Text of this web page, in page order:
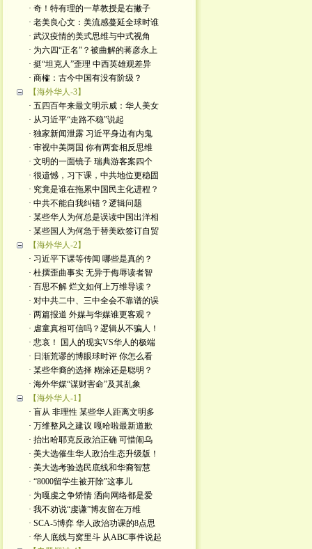
· 奇！特有理的一草教授是右撇子
· 老美良心文：美流感蔓延全球时谁
· 武汉疫情的美式思维与中式视角
· 为六四“正名”？被曲解的蒋彦永上
· 挺“坦克人”歪理 中西英雄观差异
· 商榷：古今中国有没有阶级？
【海外华人-3】
· 五四百年来最文明示威：华人美女
· 从习近平“走路不稳”说起
· 独家新闻泄露 习近平身边有内鬼
· 审视中美两国 你有两套相反思维
· 文明的一面镜子 瑞典游客案四个
· 很遗憾，习下课，中共地位更稳固
· 究竟是谁在拖累中国民主化进程？
· 中共不能自我纠错？逻辑问题
· 某些华人为何总是误读中国出洋相
· 某些国人为何急于替美欧签订自贸
【海外华人-2】
· 习近平下课等传闻 哪些是真的？
· 杜撰歪曲事实 无异于侮辱读者智
· 百思不解 烂文如何上万维导读？
· 对中共二中、三中全会不靠谱的误
· 两篇报道 外媒与华媒谁更客观？
· 虐童真相可信吗？逻辑从不骗人！
· 悲哀！ 国人的现实VS华人的极端
· 日渐荒谬的博眼球时评 你怎么看
· 某些华裔的选择 糊涂还是聪明？
· 海外华媒“谋财害命”及其乱象
【海外华人-1】
· 盲从 非理性 某些华人距离文明多
· 万维整风之建议 嘎哈啦最新道歉
· 抬出哈耶克反政治正确 可惜闹乌
· 美大选催生华人政治生态升级版！
· 美大选考验选民底线和华裔智慧
· “8000留学生被开除”这事儿
· 为嘎虔之争矫情 洒向网络都是爱
· 我不劝说“虔谦”博友留在万维
· SCA-5博弈 华人政治功课的8点思
· 华人底线与窝里斗 从ABC事件说起